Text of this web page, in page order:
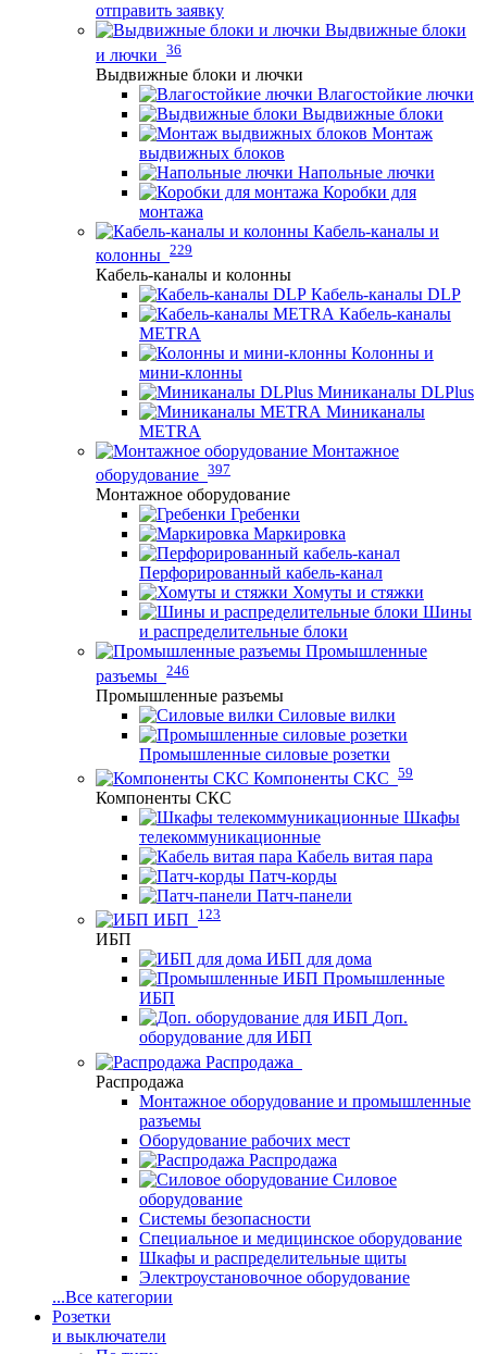
отправить заявку
Выдвижные блоки
и лючки 36
Выдвижные блоки и лючки
Влагостойкие лючки
Выдвижные блоки
Монтаж
выдвижных блоков
Напольные лючки
Коробки для
монтажа
Кабель-каналы и
колонны 229
Кабель-каналы и колонны
Кабель-каналы DLP
Кабель-каналы
METRA
Колонны и
мини-клонны
Миниканалы DLPlus
Миниканалы
METRA
Монтажное
оборудование 397
Монтажное оборудование
Гребенки
Маркировка
Перфорированный кабель-канал
Хомуты и стяжки
Шины
и распределительные блоки
Промышленные
разъемы 246
Промышленные разъемы
Силовые вилки
Промышленные силовые розетки
Компоненты СКС 59
Компоненты СКС
Шкафы
телекоммуникационные
Кабель витая пара
Патч-корды
Патч-панели
ИБП
123
ИБП
ИБП для дома
Промышленные
ИБП
Доп.
оборудование для ИБП
Распродажа
Распродажа
Монтажное оборудование и промышленные
разъемы
Оборудование рабочих мест
Распродажа
Силовое
оборудование
Системы безопасности
Специальное и медицинское оборудование
Шкафы и распределительные щиты
Электроустановочное оборудование
...Все категории
Розетки
и выключатели